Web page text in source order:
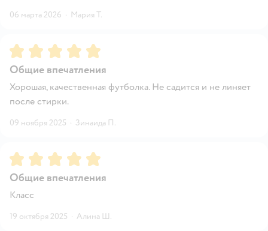
06 марта 2026 · Мария Т.
Рейтинг:5
Общие впечатления
Хорошая, качественная футболка. Не садится и не линяет
после стирки.
09 ноября 2025 · Зинаида П.
Рейтинг:5
Общие впечатления
Класс
19 октября 2025 · Алина Ш.